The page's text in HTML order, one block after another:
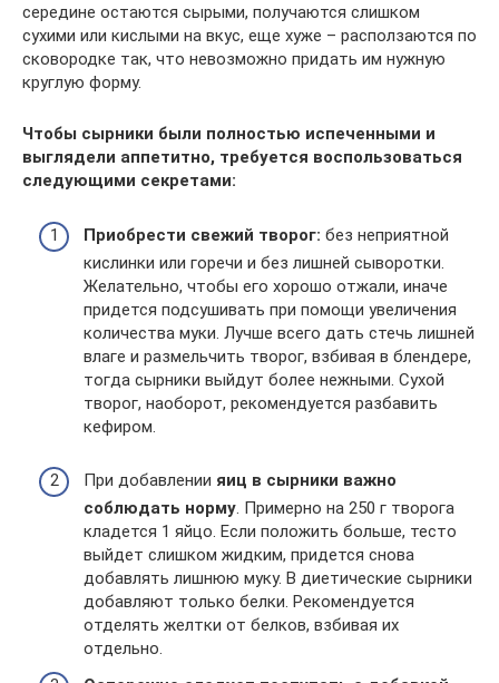
середине остаются сырыми, получаются слишком
сухими или кислыми на вкус, еще хуже – расползаются по
сковородке так, что невозможно придать им нужную
круглую форму.
Чтобы сырники были полностью испеченными и
выглядели аппетитно, требуется воспользоваться
следующими секретами:
Приобрести свежий творог: без неприятной
кислинки или горечи и без лишней сыворотки.
Желательно, чтобы его хорошо отжали, иначе
придется подсушивать при помощи увеличения
количества муки. Лучше всего дать стечь лишней
влаге и размельчить творог, взбивая в блендере,
тогда сырники выйдут более нежными. Сухой
творог, наоборот, рекомендуется разбавить
кефиром.
При добавлении яиц в сырники важно
соблюдать норму . Примерно на 250 г творога
кладется 1 яйцо. Если положить больше, тесто
выйдет слишком жидким, придется снова
добавлять лишнюю муку. В диетические сырники
добавляют только белки. Рекомендуется
отделять желтки от белков, взбивая их
отдельно.